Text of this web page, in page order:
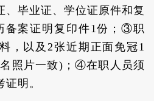
毕业证、学位证原件和复
备案证明复印件1份；③职
，以及2张近期正面免冠1
照片一致)；④在职人员须
明。